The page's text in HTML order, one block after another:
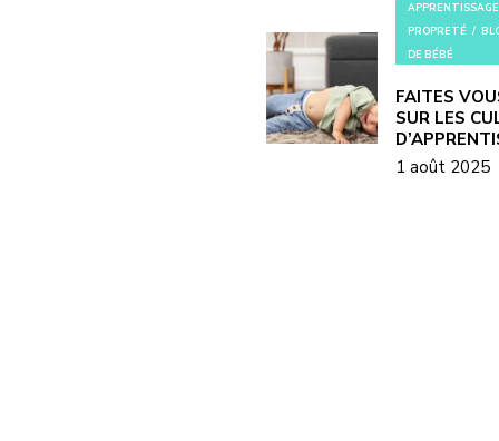
APPRENTISSAGE
PROPRETÉ
DE BÉBÉ
FAITES
SUR LES
1 août 2025